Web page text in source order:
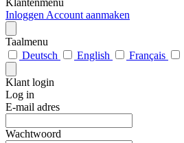
Inloggen Account aanmaken
Taalmenu
Deutsch
English Français
Klant login
Log in
E-mail adres
Wachtwoord